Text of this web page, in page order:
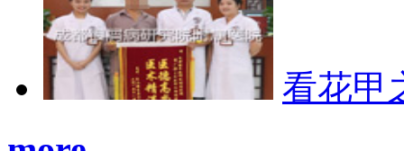
看花甲